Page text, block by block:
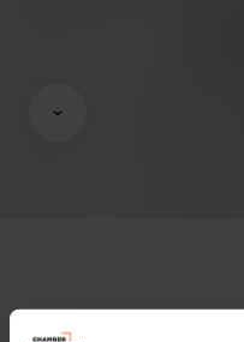
Opinions & legislation